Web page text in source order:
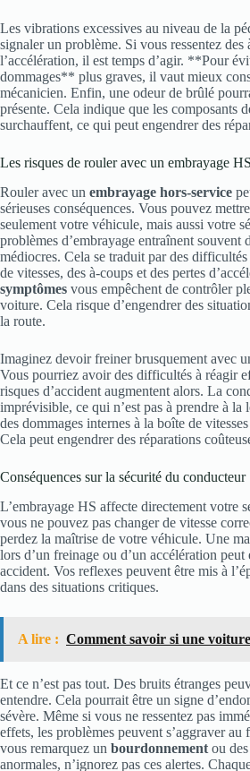
Les vibrations excessives au niveau de la
signaler un problème. Si vous ressentez des
l’accélération, il est temps d’agir. **Pour
dommages** plus graves, il vaut mieux
mécanicien. Enfin, une odeur de brûlé
présente. Cela indique que les composants
surchauffent, ce qui peut engendrer des
Les risques de rouler avec un embrayage HS
Rouler avec un embrayage hors-service
sérieuses conséquences. Vous pouvez
seulement votre véhicule, mais aussi votre
problèmes d’embrayage entraînent souvent
médiocres. Cela se traduit par des difficultés
de vitesses, des à-coups et des pertes
symptômes vous empêchent de contrôler
voiture. Cela risque d’engendrer des
la route.
Imaginez devoir freiner brusquement avec
Vous pourriez avoir des difficultés à réagir
risques d’accident augmentent alors. La
imprévisible, ce qui n’est pas à prendre à la
des dommages internes à la boîte de
Cela peut engendrer des réparations
Conséquences sur la sécurité du conducteur
L’embrayage HS affecte directement votre
vous ne pouvez pas changer de vitesse
perdez la maîtrise de votre véhicule. Une
lors d’un freinage ou d’un accélération peut
accident. Vos reflexes peuvent être mis à
dans des situations critiques.
A lire : Comment savoir si une
Et ce n’est pas tout. Des bruits étranges
entendre. Cela pourrait être un signe
sévère. Même si vous ne ressentez pas
effets, les problèmes peuvent s’aggraver au
vous remarquez un bourdonnement ou
anormales, n’ignorez pas ces alertes.